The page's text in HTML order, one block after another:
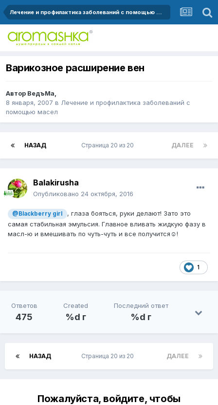
Лечение и профилактика заболеваний с помощью масел
Варикозное расширение вен
Автор ВедъМа,
8 января, 2007 в Лечение и профилактика заболеваний с
помощью масел
НАЗАД ДАЛЕЕ
Страница 20 из 20
Balakirusha
Опубликовано 24 октября, 2016
@Blackberry girl
, глаза бояться, руки делают! Зато это
самая стабильная эмульсия. Главное вливать жидкую фазу в
масл-ю и вмешивать по чуть-чуть и все получится☺!
1
Ответов
475
Created
%d г
Последний ответ
%d г
НАЗАД ДАЛЕЕ
Страница 20 из 20
Пожалуйста, войдите, чтобы